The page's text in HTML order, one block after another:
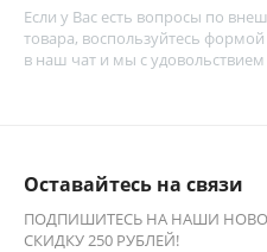
Если у Вас есть вопросы по
товара, воспользуйтесь формой
в наш чат и мы с
Оставайтесь на связи
ПОДПИШИТЕСЬ НА НАШИ
СКИДКУ 250 РУБЛЕЙ!